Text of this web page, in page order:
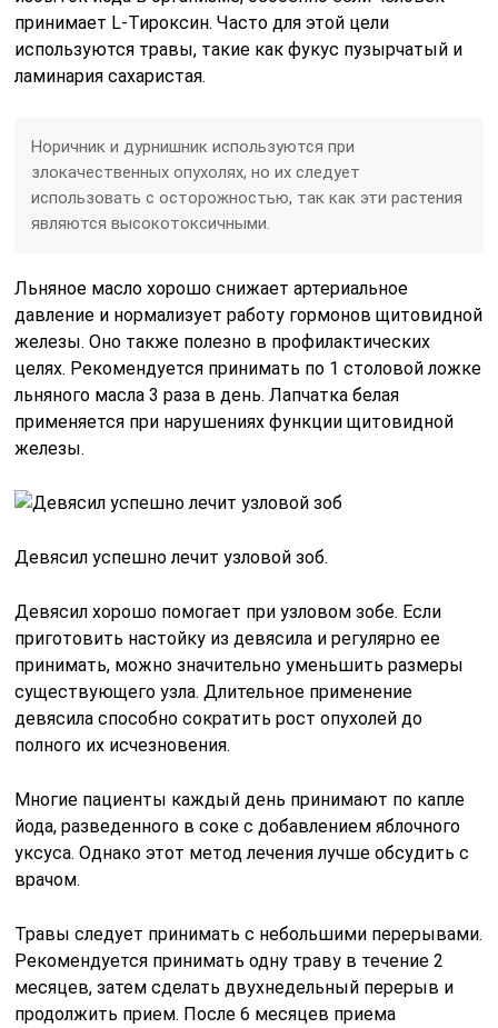
принимает L-Тироксин. Часто для этой цели
используются травы, такие как фукус пузырчатый и
ламинария сахаристая.
Норичник и дурнишник используются при
злокачественных опухолях, но их следует
использовать с осторожностью, так как эти растения
являются высокотоксичными.
Льняное масло хорошо снижает артериальное
давление и нормализует работу гормонов щитовидной
железы. Оно также полезно в профилактических
целях. Рекомендуется принимать по 1 столовой ложке
льняного масла 3 раза в день. Лапчатка белая
применяется при нарушениях функции щитовидной
железы.
Девясил успешно лечит узловой зоб.
Девясил хорошо помогает при узловом зобе. Если
приготовить настойку из девясила и регулярно ее
принимать, можно значительно уменьшить размеры
существующего узла. Длительное применение
девясила способно сократить рост опухолей до
полного их исчезновения.
Многие пациенты каждый день принимают по капле
йода, разведенного в соке с добавлением яблочного
уксуса. Однако этот метод лечения лучше обсудить с
врачом.
Травы следует принимать с небольшими перерывами.
Рекомендуется принимать одну траву в течение 2
месяцев, затем сделать двухнедельный перерыв и
продолжить прием. После 6 месяцев приема